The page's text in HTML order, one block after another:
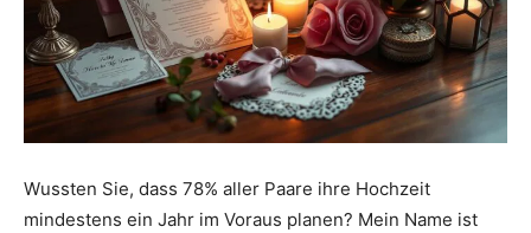
rund
Wussten Sie, dass 78% aller Paare ihre Hochzeit
mindestens ein Jahr im Voraus planen? Mein Name ist